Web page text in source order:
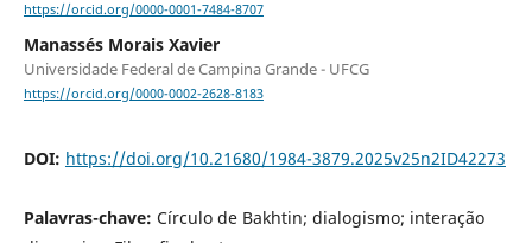
https://orcid.org/0000-0001-7484-8707
Manassés Morais Xavier
Universidade Federal de Campina Grande - UFCG
https://orcid.org/0000-0002-2628-8183
DOI: https://doi.org/10.21680/1984-3879.2025v25n2ID42273
Palavras-chave: Círculo de Bakhtin; dialogismo; interação